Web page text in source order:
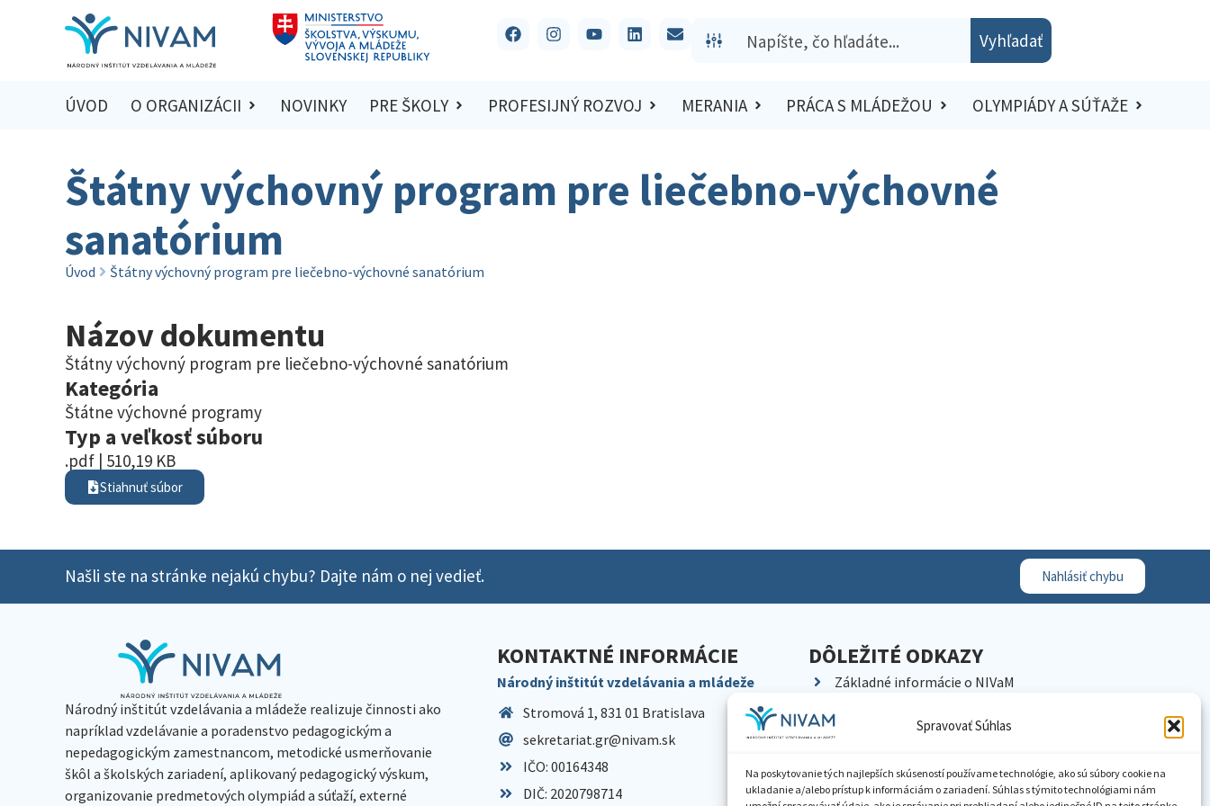
Spravovať Súhlas
Na poskytovanie tých najlepších skúseností používame technológie, ako sú súbory cookie na
ukladanie a/alebo prístup k informáciám o zariadení. Súhlas s týmito technológiami nám
Vyhľadať
ÚVOD O ORGANIZÁCII NOVINKY PRE ŠKOLY PROFESIJNÝ ROZVOJ MERANIA PRÁCA S MLÁDEŽOU OLYMPIÁDY A SÚŤAŽE
Štátny výchovný program pre liečebno-výchovné
sanatórium
Úvod Štátny výchovný program pre liečebno-výchovné sanatórium
Názov dokumentu
Štátny výchovný program pre liečebno-výchovné sanatórium
Kategória
Štátne výchovné programy
Typ a veľkosť súboru
.pdf | 510,19 KB
Stiahnuť súbor
Našli ste na stránke nejakú chybu? Dajte nám o nej vedieť. Nahlásiť chybu
Národný inštitút vzdelávania a mládeže realizuje činnosti ako
napríklad vzdelávanie a poradenstvo pedagogickým a
nepedagogickým zamestnancom, metodické usmerňovanie
škôl a školských zariadení, aplikovaný pedagogický výskum,
organizovanie predmetových olympiád a súťaží, externé
KONTAKTNÉ INFORMÁCIE
Národný inštitút vzdelávania a mládeže
Stromová 1, 831 01 Bratislava
sekretariat.gr@nivam.sk
IČO: 00164348
DIČ: 2020798714
DÔLEŽITÉ ODKAZY
Základné informácie o NIVaM
Kariéra
Pracoviská NIVaM